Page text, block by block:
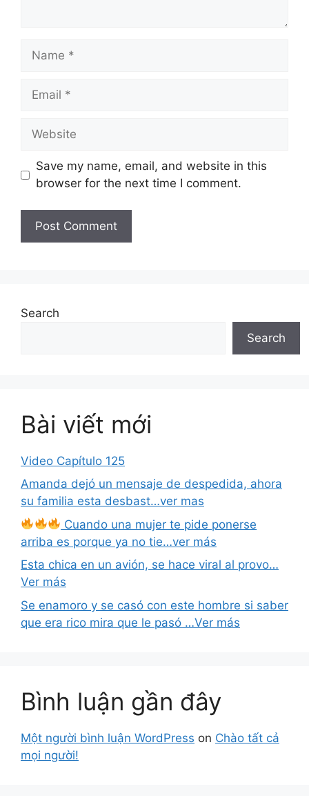
Name
Email
Website
Save my name, email, and website in this
browser for the next time I comment.
Search
Search
Bài viết mới
Video Capítulo 125
Amanda dejó un mensaje de despedida, ahora
su familia esta desbast…ver mas
Cuando una mujer te pide ponerse
arriba es porque ya no tie…ver más
Esta chica en un avión, se hace viral al provo…
Ver más
Se enamoro y se casó con este hombre si saber
que era rico mira que le pasó …Ver más
Bình luận gần đây
Một người bình luận WordPress on Chào tất cả
mọi người!